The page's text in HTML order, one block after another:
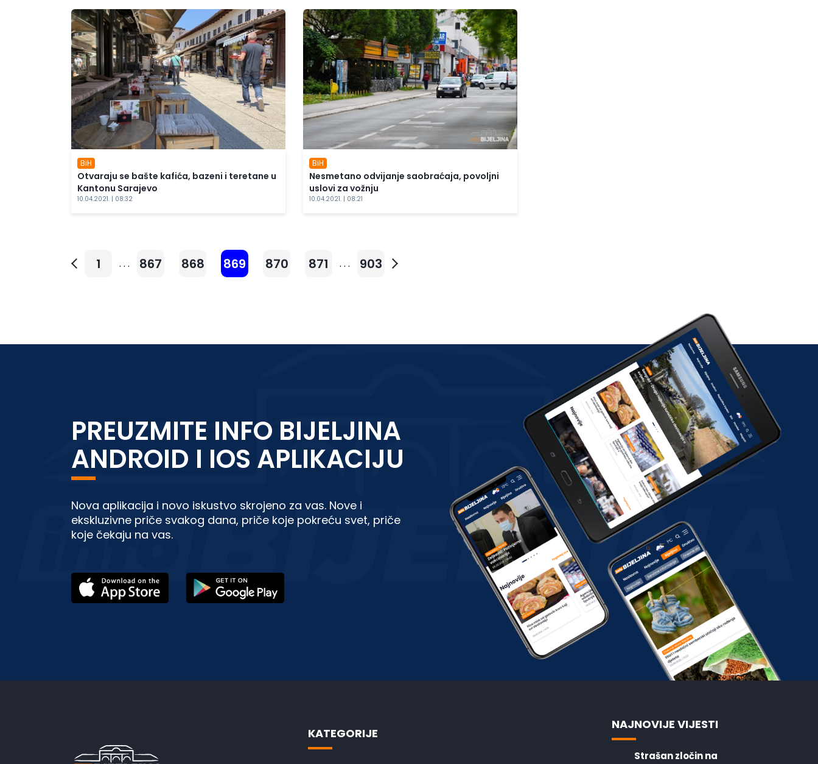
BiH
Otvaraju se bašte kafića, bazeni i teretane u
Kantonu Sarajevo
10.04.2021. | 08:32
BiH
Nesmetano odvijanje saobraćaja, povoljni
uslovi za vožnju
10.04.2021. | 08:21
1 . . . 867 868 869 870 871 . . . 903
PREUZMITE INFO BIJELJINA
ANDROID I IOS APLIKACIJU
Nova aplikacija i novo iskustvo skrojeno za vas. Nove i
ekskluzivne priče svakog dana, priče koje pokreću svet, priče
koje čekaju na vas.
KATEGORIJE
NAJNOVIJE VIJESTI
Strašan zločin na